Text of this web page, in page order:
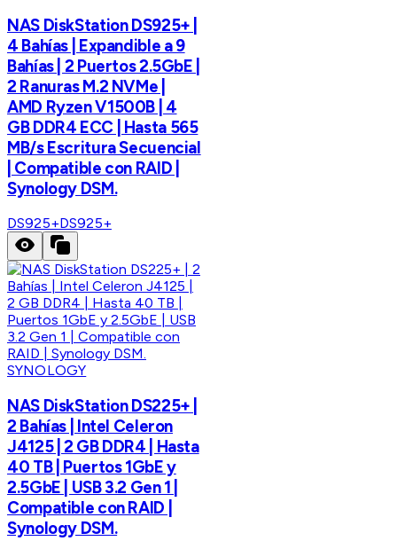
NAS DiskStation DS925+ |
4 Bahías | Expandible a 9
Bahías | 2 Puertos 2.5GbE |
2 Ranuras M.2 NVMe |
AMD Ryzen V1500B | 4
GB DDR4 ECC | Hasta 565
MB/s Escritura Secuencial
| Compatible con RAID |
Synology DSM.
DS925+DS925+
SYNOLOGY
NAS DiskStation DS225+ |
2 Bahías | Intel Celeron
J4125 | 2 GB DDR4 | Hasta
40 TB | Puertos 1GbE y
2.5GbE | USB 3.2 Gen 1 |
Compatible con RAID |
Synology DSM.